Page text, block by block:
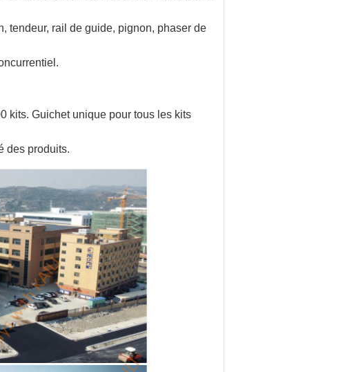
tendeur, rail de guide, pignon, phaser de
kits. Guichet unique pour tous les kits
des produits.